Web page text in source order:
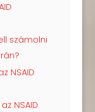
számolni
NSAID
NSAID